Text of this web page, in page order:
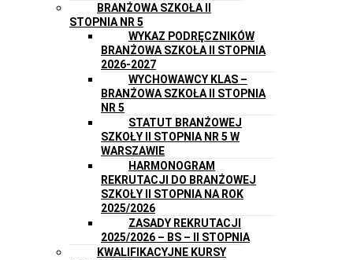
BRANŻOWA SZKOŁA II
STOPNIA NR 5
WYKAZ PODRĘCZNIKÓW
BRANŻOWA SZKOŁA II STOPNIA
2026-2027
WYCHOWAWCY KLAS –
BRANŻOWA SZKOŁA II STOPNIA
NR 5
STATUT BRANŻOWEJ
SZKOŁY II STOPNIA NR 5 W
WARSZAWIE
HARMONOGRAM
REKRUTACJI DO BRANŻOWEJ
SZKOŁY II STOPNIA NA ROK
2025/2026
ZASADY REKRUTACJI
2025/2026 – BS – II STOPNIA
KWALIFIKACYJNE KURSY